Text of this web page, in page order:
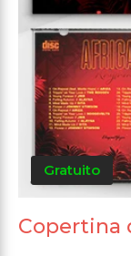
Gratuito
Copertina